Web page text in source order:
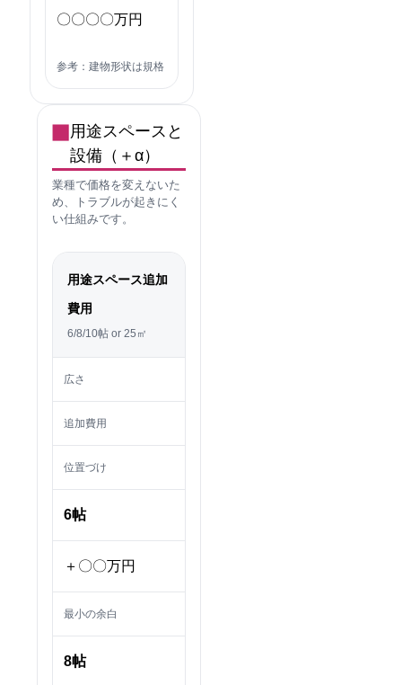
〇〇〇〇万円
参考：建物形状は規格
用途スペースと
設備（＋α）
業種で価格を変えないた
め、トラブルが起きにく
い仕組みです。
用途スペース追加
費用
6/8/10帖 or 25㎡
広さ
追加費用
位置づけ
6帖
＋〇〇万円
最小の余白
8帖